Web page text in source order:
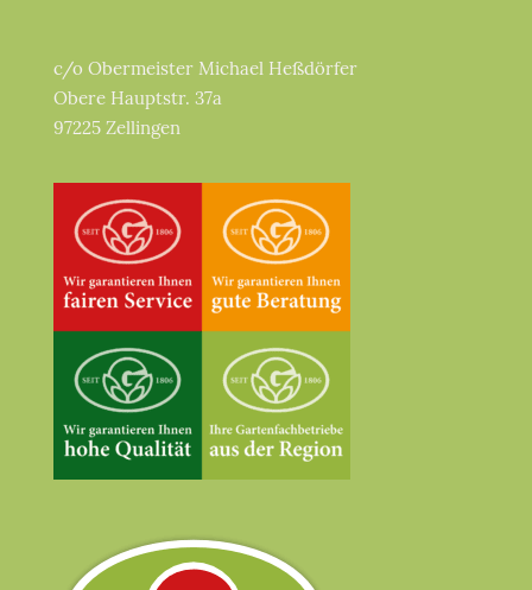
c/o Obermeister Michael Heßdörfer
Obere Hauptstr. 37a
97225 Zellingen